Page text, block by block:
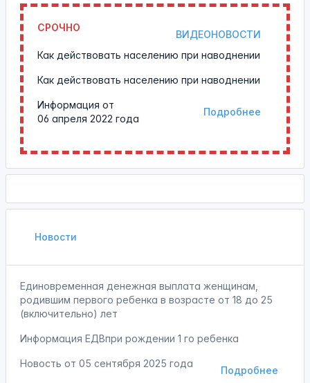
СРОЧНО
ВИДЕОНОВОСТИ
Как действовать населению при наводнении
Как действовать населению при наводнении
Подробнее
Информация от
06 апреля 2022 года
Новости
Единовременная денежная выплата женщинам,
родившим первого ребенка в возрасте от 18 до 25
(включительно) лет
Информация ЕДВпри рождении 1 го ребенка
Подробнее
Новость от 05 сентября 2025 года